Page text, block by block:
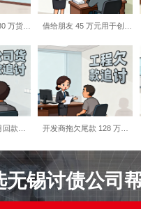
万货…
回款…
借给朋友 45 万元用于创…
开发商拖欠尾款 128 万…
无锡讨债公司